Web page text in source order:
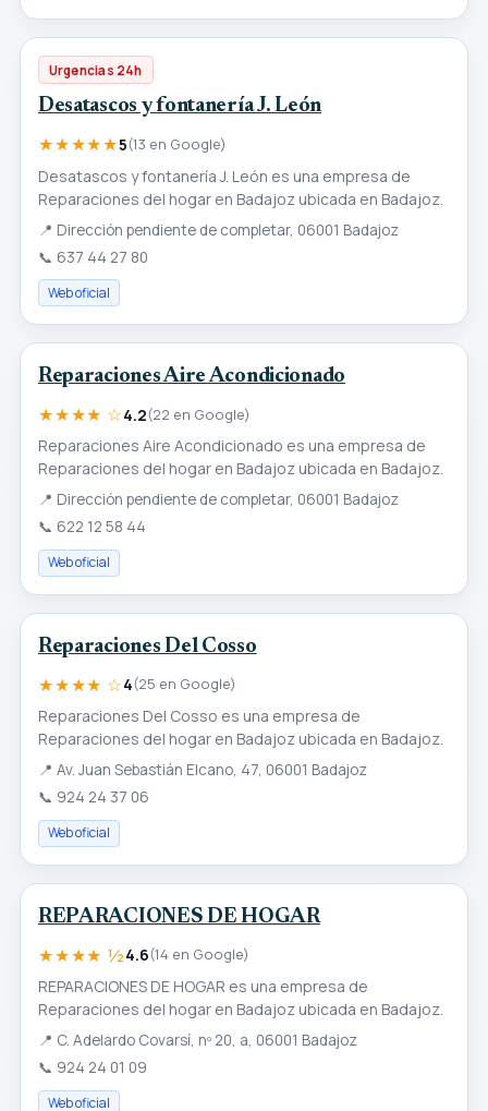
Urgencias 24h
Desatascos y fontanería J. León
★★★★★5(13 en Google)
Desatascos y fontanería J. León es una empresa de
Reparaciones del hogar en Badajoz ubicada en Badajoz.
📍 Dirección pendiente de completar, 06001 Badajoz
📞 637 44 27 80
Web oficial
Reparaciones Aire Acondicionado
★★★★ ☆4.2(22 en Google)
Reparaciones Aire Acondicionado es una empresa de
Reparaciones del hogar en Badajoz ubicada en Badajoz.
📍 Dirección pendiente de completar, 06001 Badajoz
📞 622 12 58 44
Web oficial
Reparaciones Del Cosso
★★★★ ☆4(25 en Google)
Reparaciones Del Cosso es una empresa de
Reparaciones del hogar en Badajoz ubicada en Badajoz.
📍 Av. Juan Sebastián Elcano, 47, 06001 Badajoz
📞 924 24 37 06
Web oficial
REPARACIONES DE HOGAR
★★★★ ½4.6(14 en Google)
REPARACIONES DE HOGAR es una empresa de
Reparaciones del hogar en Badajoz ubicada en Badajoz.
📍 C. Adelardo Covarsí, nº 20, a, 06001 Badajoz
📞 924 24 01 09
Web oficial